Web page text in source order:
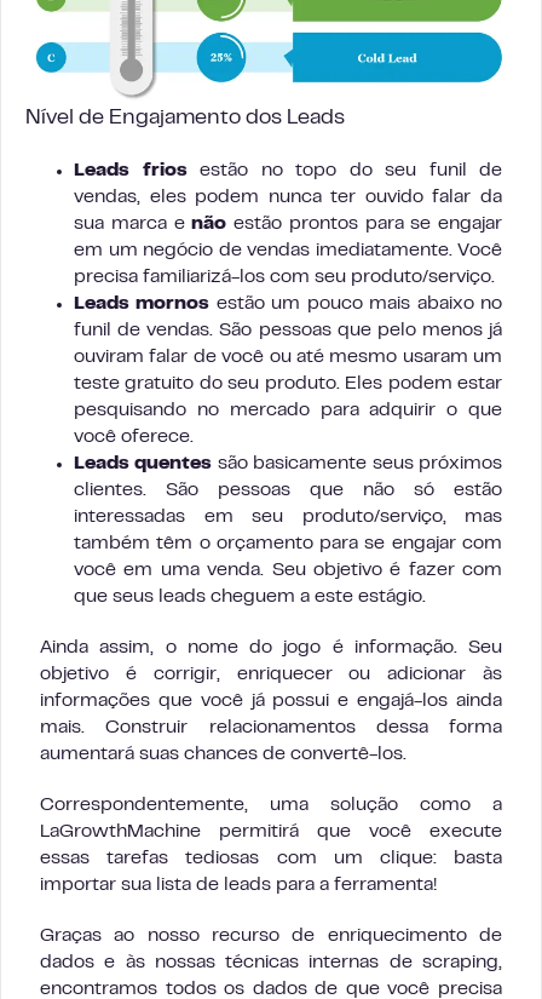
Nível de Engajamento dos Leads
Leads friosestão no topo do seu funil de
vendas, eles podem nunca ter ouvido falar da
sua marca enão estão prontos para se engajar
em um negócio de vendas imediatamente. Você
precisa familiarizá-los com seu produto/serviço.
Leads mornos estão um pouco mais abaixo no
funil de vendas. São pessoas que pelo menos já
ouviram falar de você ou até mesmo usaram um
teste gratuito do seu produto. Eles podem estar
pesquisando no mercado para adquirir o que
você oferece.
Leads quentes são basicamente seus próximos
clientes. São pessoas que não só estão
interessadas em seu produto/serviço, mas
também têm o orçamento para se engajar com
você em uma venda. Seu objetivo é fazer com
que seus leads cheguem a este estágio.
Ainda assim, o nome do jogo é informação. Seu
objetivo é corrigir, enriquecer ou adicionar às
informações que você já possui e engajá-los ainda
mais. Construir relacionamentos dessa forma
aumentará suas chances de convertê-los.
Correspondentemente, uma solução como a
LaGrowthMachine permitirá que você execute
essas tarefas tediosas com um clique: basta
importar sua lista de leads para a ferramenta!
Graças ao nosso recurso de enriquecimento de
dados e às nossas técnicas internas de scraping,
encontramos todos os dados de que você precisa